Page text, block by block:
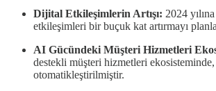
Dijital Etkileşimlerin Artışı: 2024
etkileşimleri bir buçuk kat artırmayı
AI Gücündeki Müşteri Hizmetleri
destekli müşteri hizmetleri
otomatikleştirilmiştir.